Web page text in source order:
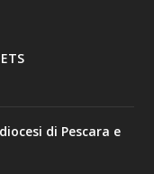
di Pescara e